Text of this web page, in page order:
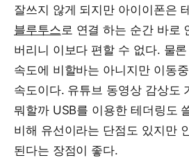
잘쓰지 않게 되지만 아이이폰은
블루투스로 연결 하는 순간 바로
버리니 이보다 편할 수 없다. 물
속도에 비할바는 아니지만 이동
속도이다. 유튜브 동영상 감상도
뭐할까 USB를 이용한 테더링도
비해 유선이라는 단점도 있지만
된다는 장점이 좋다.